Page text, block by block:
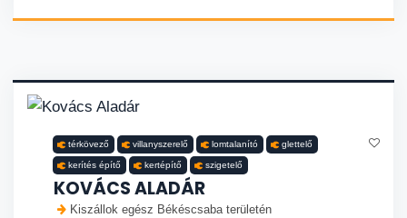
térkövező villanyszerelő lomtalanító glettelő
kerítés építő kertépítő szigetelő
KOVÁCS ALADÁR
Kiszállok egész Békéscsaba területén